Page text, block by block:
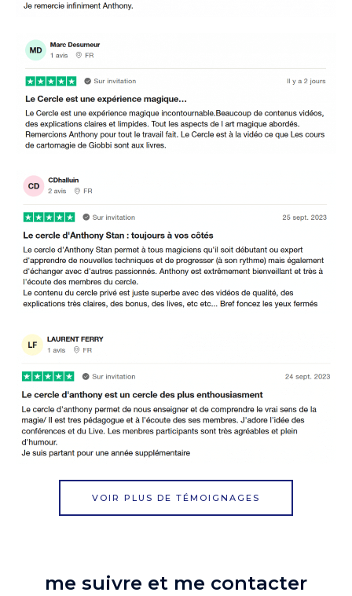
VOIR PLUS DE TÉMOIGNAGES
me suivre et me contacter